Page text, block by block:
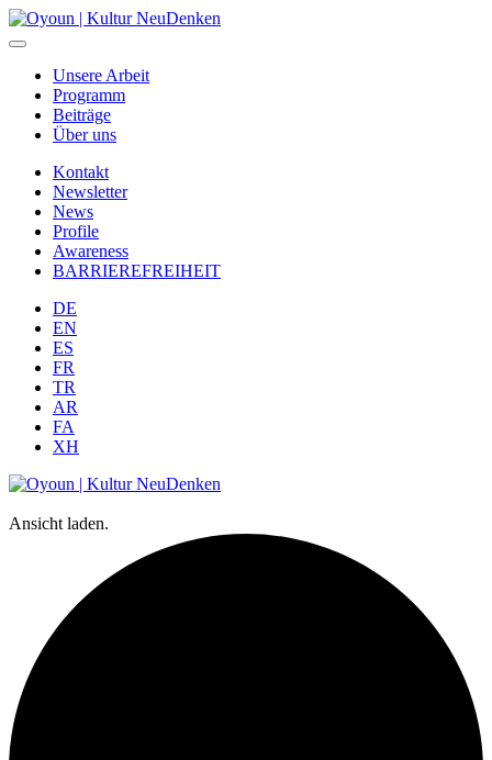
Unsere Arbeit
Programm
Beiträge
Über uns
Kontakt
Newsletter
News
Profile
Awareness
BARRIEREFREIHEIT
DE
EN
ES
FR
TR
AR
FA
XH
Ansicht laden.